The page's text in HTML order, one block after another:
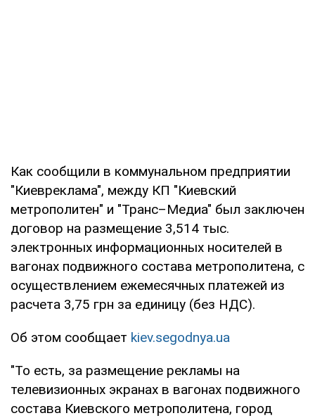
Как сообщили в коммунальном предприятии
"Киевреклама", между КП "Киевский
метрополитен" и "Транс–Медиа" был заключен
договор на размещение 3,514 тыс.
электронных информационных носителей в
вагонах подвижного состава метрополитена, с
осуществлением ежемесячных платежей из
расчета 3,75 грн за единицу (без НДС).
Об этом сообщает kiev.segodnya.ua
"То есть, за размещение рекламы на
телевизионных экранах в вагонах подвижного
состава Киевского метрополитена, город